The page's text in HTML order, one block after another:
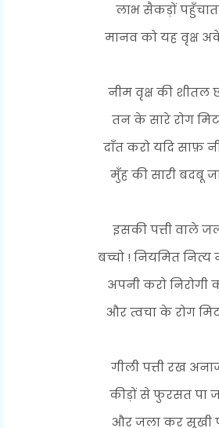
लाभ सैकड़ों
मानव को यह वृक्ष
नीम वृक्ष की शीतल
तन के सारे रोग
दाँत करो यदि साफ़
मुँह की सारी बदबू
इसकी पत्ती वाले
बच्चो ! नियमित नित्य
अपनी करो निरोगी
और त्वचा के रोग
गीली पत्ती रख
कीड़ों से फुरसत पा
और जला कर सूखी